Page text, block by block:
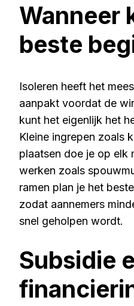
Wanneer
beste
Isoleren heeft het
aanpakt voordat de
kunt het eigenlijk het
Kleine ingrepen zoals
plaatsen doe je op elk
werken zoals
ramen plan je het
zodat aannemers
snel geholpen wordt.
Subsidie